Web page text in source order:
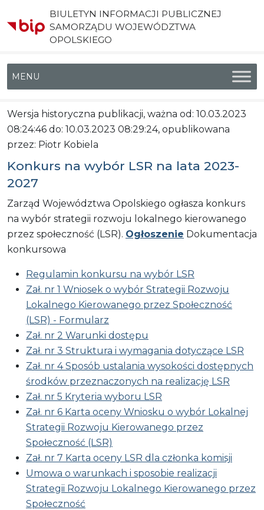
BIULETYN INFORMACJI PUBLICZNEJ
SAMORZĄDU WOJEWÓDZTWA
OPOLSKIEGO
Menu główne
Wersja historyczna publikacji, ważna od: 10.03.2023
08:24:46 do: 10.03.2023 08:29:24, opublikowana
przez: Piotr Kobiela
Konkurs na wybór LSR na lata 2023-
2027
Zarząd Województwa Opolskiego ogłasza konkurs
na wybór strategii rozwoju lokalnego kierowanego
przez społeczność (LSR). Ogłoszenie Dokumentacja
konkursowa
Regulamin konkursu na wybór LSR
Zał. nr 1 Wniosek o wybór Strategii Rozwoju
Lokalnego Kierowanego przez Społeczność
(LSR) - Formularz
Zał. nr 2 Warunki dostępu
Zał. nr 3 Struktura i wymagania dotyczące LSR
Zał. nr 4 Sposób ustalania wysokości dostępnych
środków przeznaczonych na realizację LSR
Zał. nr 5 Kryteria wyboru LSR
Zał. nr 6 Karta oceny Wniosku o wybór Lokalnej
Strategii Rozwoju Kierowanego przez
Społeczność (LSR)
Zał. nr 7 Karta oceny LSR dla członka komisji
Umowa o warunkach i sposobie realizacji
Strategii Rozwoju Lokalnego Kierowanego przez
Społeczność